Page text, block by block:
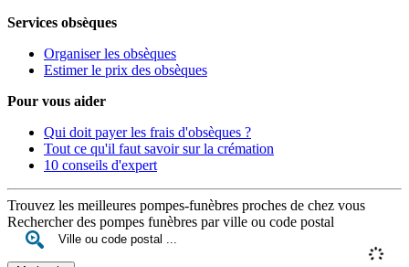
Services obsèques
Organiser les obsèques
Estimer le prix des obsèques
Pour vous aider
Qui doit payer les frais d'obsèques ?
Tout ce qu'il faut savoir sur la crémation
10 conseils d'expert
Trouvez les meilleures pompes-funèbres proches de chez vous
Rechercher des pompes funèbres par ville ou code postal